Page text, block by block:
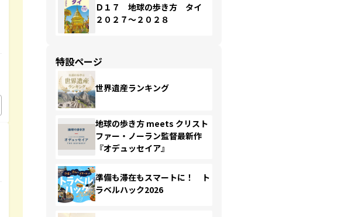
Ｄ１７ 地球の歩き方 タイ
２０２７～２０２８
特設ページ
世界遺産ランキング
地球の歩き方 meets クリスト
ファー・ノーラン監督最新作
『オデュッセイア』
準備も滞在もスマートに！ ト
ラベルハック2026